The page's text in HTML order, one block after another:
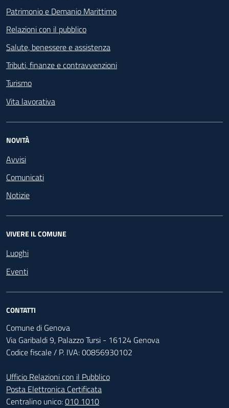
Patrimonio e Demanio Marittimo
Relazioni con il pubblico
Salute, benessere e assistenza
Tributi, finanze e contravvenzioni
Turismo
Vita lavorativa
NOVITÀ
Avvisi
Comunicati
Notizie
VIVERE IL COMUNE
Luoghi
Eventi
CONTATTI
Comune di Genova
Via Garibaldi 9, Palazzo Tursi - 16124 Genova
Codice fiscale / P. IVA: 00856930102
Ufficio Relazioni con il Pubblico
Posta Elettronica Certificata
Centralino unico:010 1010